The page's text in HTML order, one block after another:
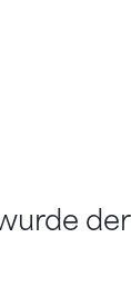
der